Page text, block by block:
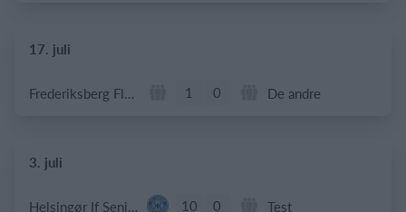
17. juli
Frederiksberg Floorball Fighters 1 0 De andre
3. juli
Helsingør If Senior 10 0 Test